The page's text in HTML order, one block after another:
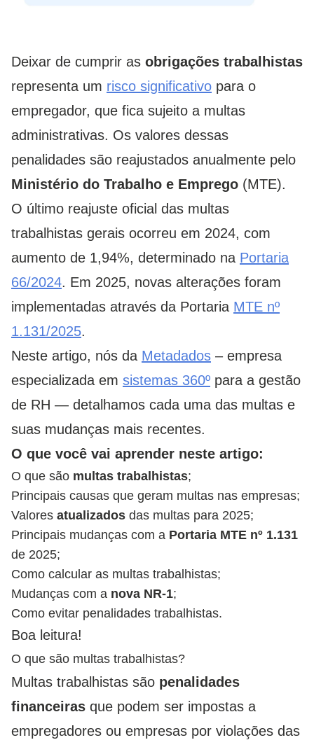
Deixar de cumprir as obrigações trabalhistas
representa um risco significativo para o
empregador, que fica sujeito a multas
administrativas. Os valores dessas
penalidades são reajustados anualmente pelo
Ministério do Trabalho e Emprego (MTE).
O último reajuste oficial das multas
trabalhistas gerais ocorreu em 2024, com
aumento de 1,94%, determinado na Portaria
66/2024. Em 2025, novas alterações foram
implementadas através da Portaria MTE nº
1.131/2025.
Neste artigo, nós da Metadados – empresa
especializada em sistemas 360º para a gestão
de RH — detalhamos cada uma das multas e
suas mudanças mais recentes.
O que você vai aprender neste artigo:
O que são multas trabalhistas;
Principais causas que geram multas nas empresas;
Valores atualizados das multas para 2025;
Principais mudanças com a Portaria MTE nº 1.131
de 2025;
Como calcular as multas trabalhistas;
Mudanças com a nova NR-1;
Como evitar penalidades trabalhistas.
Boa leitura!
O que são multas trabalhistas?
Multas trabalhistas são penalidades
financeiras que podem ser impostas a
empregadores ou empresas por violações das